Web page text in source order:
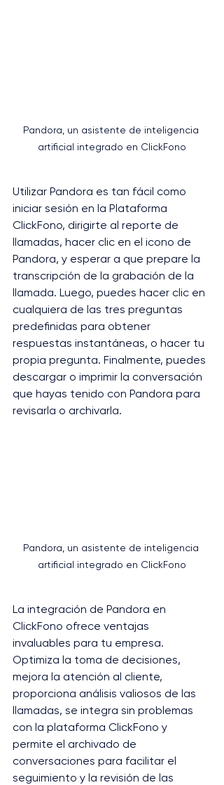
Pandora, un asistente de inteligencia
artificial integrado en ClickFono
Utilizar Pandora es tan fácil como
iniciar sesión en la Plataforma
ClickFono, dirigirte al reporte de
llamadas, hacer clic en el icono de
Pandora, y esperar a que prepare la
transcripción de la grabación de la
llamada. Luego, puedes hacer clic en
cualquiera de las tres preguntas
predefinidas para obtener
respuestas instantáneas, o hacer tu
propia pregunta. Finalmente, puedes
descargar o imprimir la conversación
que hayas tenido con Pandora para
revisarla o archivarla​.
Pandora, un asistente de inteligencia
artificial integrado en ClickFono
La integración de Pandora en
ClickFono ofrece ventajas
invaluables para tu empresa.
Optimiza la toma de decisiones,
mejora la atención al cliente,
proporciona análisis valiosos de las
llamadas, se integra sin problemas
con la plataforma ClickFono y
permite el archivado de
conversaciones para facilitar el
seguimiento y la revisión de las